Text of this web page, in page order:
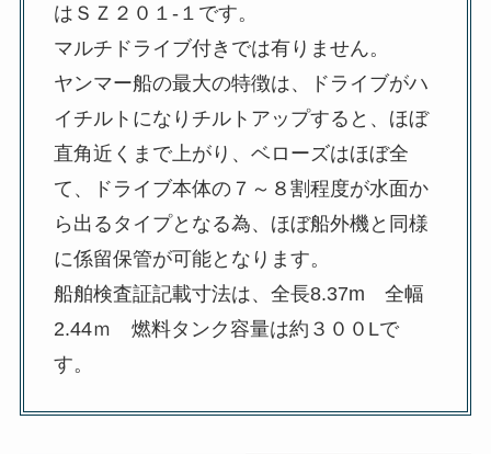
はＳＺ２０１-１です。
マルチドライブ付きでは有りません。
ヤンマー船の最大の特徴は、ドライブがハ
イチルトになりチルトアップすると、ほぼ
直角近くまで上がり、ベローズはほぼ全
て、ドライブ本体の７～８割程度が水面か
ら出るタイプとなる為、ほぼ船外機と同様
に係留保管が可能となります。
船舶検査証記載寸法は、全長8.37m 全幅
2.44ｍ 燃料タンク容量は約３００Lで
す。